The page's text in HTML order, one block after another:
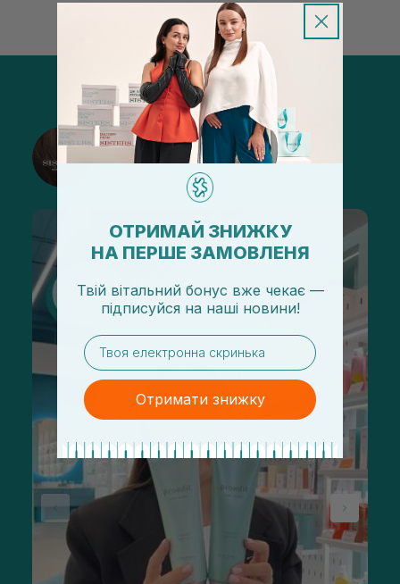
@sisters_stelmakh в Instagram
ОТРИМАЙ ЗНИЖКУ
НА ПЕРШЕ ЗАМОВЛЕНЯ
Твій вітальний бонус вже чекає —
підписуйся на наші новини!
email
Отримати знижку